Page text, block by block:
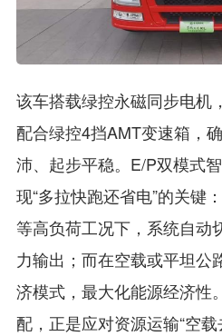
该车搭载绿控永磁同步电机
配合绿控4挡AMT变速箱，
沛、起步平稳。E/P双模式
现“多拉快跑还省电”的关键
等高负荷工况下，系统自动
力输出；而在空载或平坦公
济模式，最大化能源经济性
配，正是应对资源运输“空